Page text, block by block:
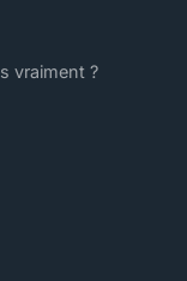
vraiment ?